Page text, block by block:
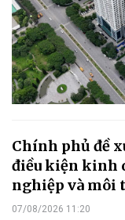
Chính phủ đề
điều kiện kinh
nghiệp và môi
07/08/2026 11:20